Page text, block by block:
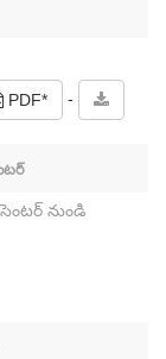
PDF* -
నుండి